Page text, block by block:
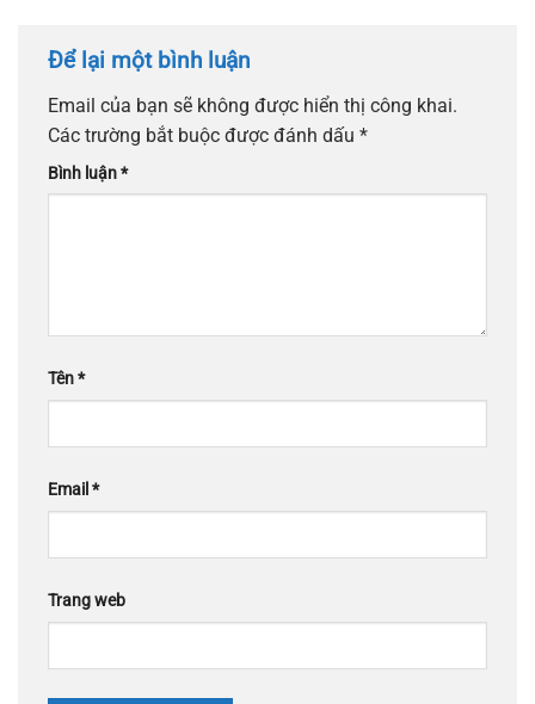
Để lại một bình luận
Email của bạn sẽ không được hiển thị công khai.
Các trường bắt buộc được đánh dấu *
Bình luận*
Tên*
Email *
Trang web